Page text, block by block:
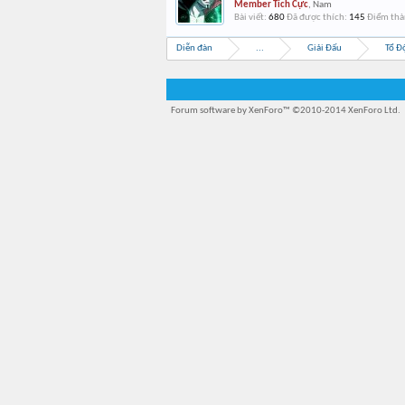
Member Tích Cực, Nam
Bài viết: 680Đã được thích: 145 Điểm
Diễn đàn ... Giải Đấu Tổ
Forum software by XenForo™ ©2010-2014 XenForo Ltd.